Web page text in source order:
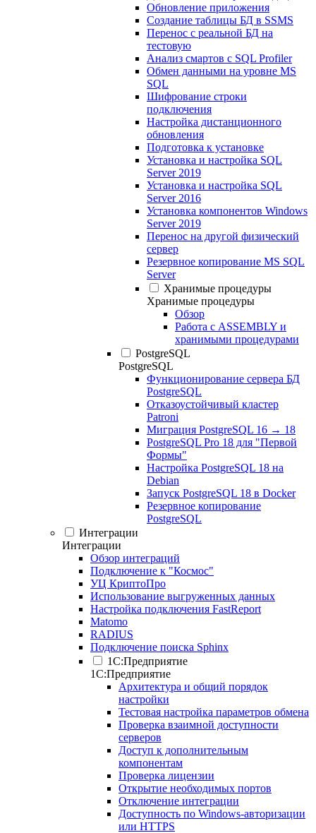
Обновление приложения
Создание таблицы БД в SSMS
Перенос с реальной БД на
тестовую
Анализ смартов с SQL Profiler
Обмен данными на уровне MS
SQL
Шифрование строки
подключения
Настройка дистанционного
обновления
Подготовка к установке
Установка и настройка SQL
Server 2019
Установка и настройка SQL
Server 2016
Установка компонентов Windows
Server 2019
Перенос на другой физический
сервер
Резервное копирование MS SQL
Server
Хранимые процедуры
Хранимые процедуры
Обзор
Работа с ASSEMBLY и
хранимыми процедурами
PostgreSQL
PostgreSQL
Функционирование сервера БД
PostgreSQL
Отказоустойчивый кластер
Patroni
Миграция PostgreSQL 16 → 18
PostgreSQL Pro 18 для "Первой
Формы"
Настройка PostgreSQL 18 на
Debian
Запуск PostgreSQL 18 в Docker
Резервное копирование
PostgreSQL
Интеграции
Интеграции
Обзор интеграций
Подключение к "Космос"
УЦ КриптоПро
Использование выгруженных данных
Настройка подключения FastReport
Matomo
RADIUS
Подключение поиска Sphinx
1С:Предприятие
1С:Предприятие
Архитектура и общий порядок
настройки
Тестовая настройка параметров обмена
Проверка взаимной доступности
серверов
Доступ к дополнительным
компонентам
Проверка лицензии
Открытие необходимых портов
Отключение интеграции
Доступность по Windows-авторизации
или HTTPS